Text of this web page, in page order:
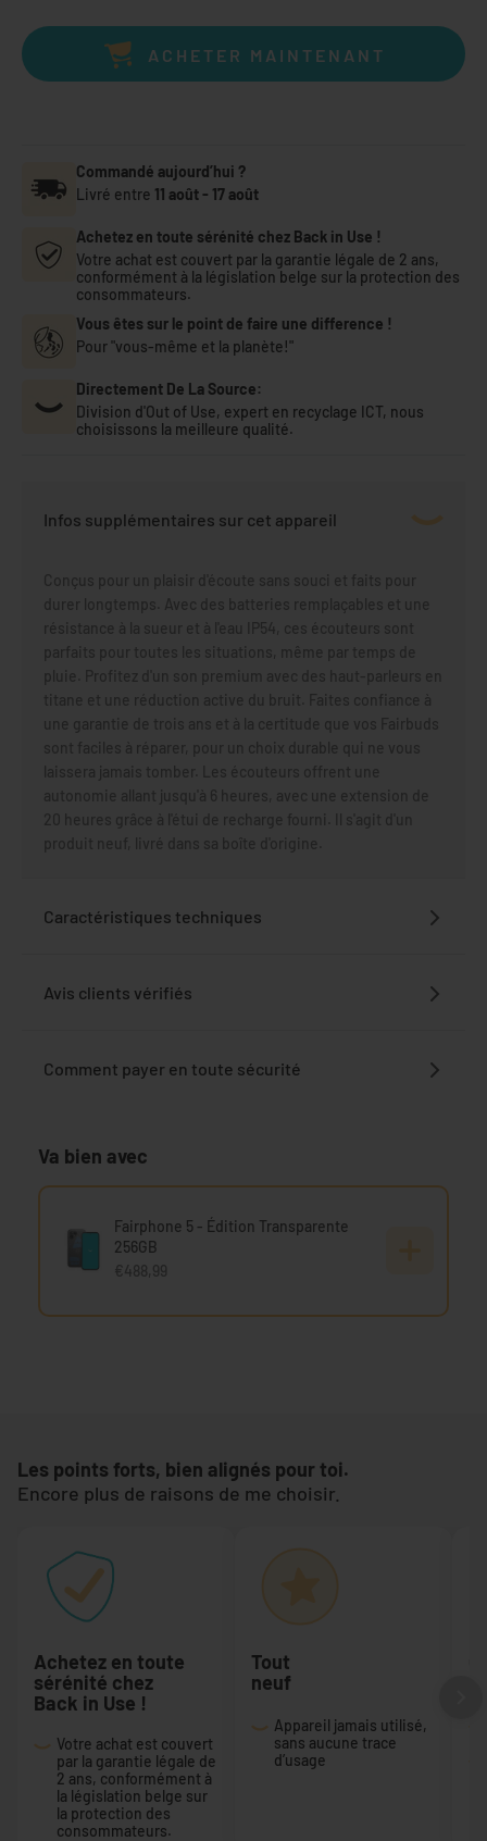
ACHETER MAINTENANT
Commandé aujourd’hui ?
Livré entre 11 août- 17 août
Achetez en toute sérénité chez Back in Use !
Votre achat est couvert par la garantie légale de 2 ans,
conformément à la législation belge sur la protection des
consommateurs.
Vous êtes sur le point de faire une difference !
Pour "vous-même et la planète!"
Directement De La Source:
Division d'Out of Use, expert en recyclage ICT, nous
choisissons la meilleure qualité.
Infos supplémentaires sur cet appareil
Caractéristiques techniques
Avis clients vérifiés
Comment payer en toute sécurité
Va bien avec
Fairphone 5 - Édition Transparente
256GB
€488,99
Les points forts, bien alignés pour toi.
Encore plus de raisons de me choisir.
Achetez en toute
sérénité chez
Back in Use !
Votre achat est couvert
par la garantie légale de
2 ans, conformément à
la législation belge sur
la protection des
consommateurs.
Tout
neuf
Appareil jamais utilisé,
sans aucune trace
d’usage